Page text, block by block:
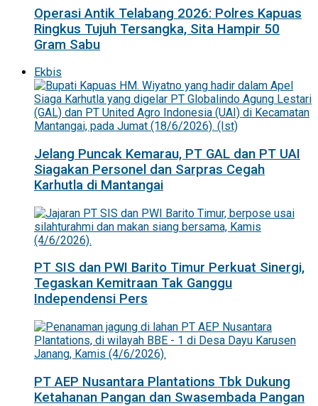
Operasi Antik Telabang 2026: Polres Kapuas
Ringkus Tujuh Tersangka, Sita Hampir 50
Gram Sabu
Ekbis
Jelang Puncak Kemarau, PT GAL dan PT UAI
Siagakan Personel dan Sarpras Cegah
Karhutla di Mantangai
PT SIS dan PWI Barito Timur Perkuat Sinergi,
Tegaskan Kemitraan Tak Ganggu
Independensi Pers
PT AEP Nusantara Plantations Tbk Dukung
Ketahanan Pangan dan Swasembada Pangan